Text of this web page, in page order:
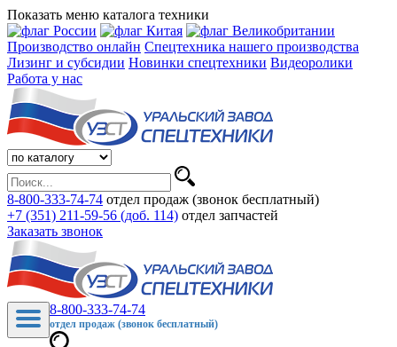
Показать меню каталога техники
Производство онлайн Спецтехника нашего производства
Лизинг и субсидии Новинки спецтехники Видеоролики
Работа у нас
8-800-333-74-74 отдел продаж (звонок бесплатный)
+7 (351) 211-59-56 (доб. 114) отдел запчастей
Заказать звонок
8-800-333-74-74
отдел продаж (звонок бесплатный)